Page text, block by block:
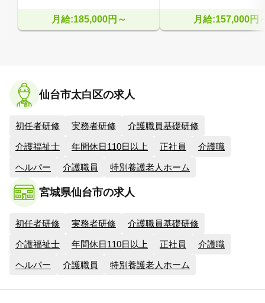
月給:185,000円～ 月給:157,000円
仙台市太白区の求人
初任者研修 実務者研修 介護職員基礎研修
介護福祉士 年間休日110日以上 正社員 介護職
ヘルパー 介護職員 特別養護老人ホーム
宮城県仙台市の求人
初任者研修 実務者研修 介護職員基礎研修
介護福祉士 年間休日110日以上 正社員 介護職
ヘルパー 介護職員 特別養護老人ホーム